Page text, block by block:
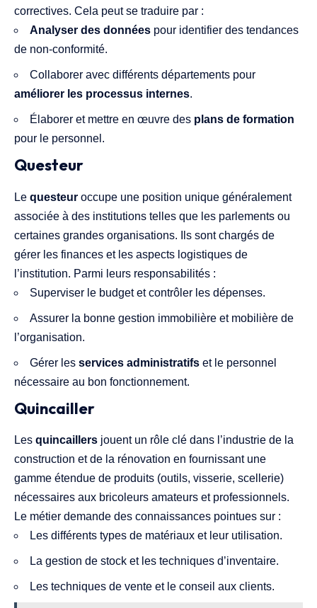
correctives. Cela peut se traduire par :
Analyser des données pour identifier des tendances
de non-conformité.
Collaborer avec différents départements pour
améliorer les processus internes.
Élaborer et mettre en œuvre des plans de formation
pour le personnel.
Questeur
Le questeur occupe une position unique généralement
associée à des institutions telles que les parlements ou
certaines grandes organisations. Ils sont chargés de
gérer les finances et les aspects logistiques de
l’institution. Parmi leurs responsabilités :
Superviser le budget et contrôler les dépenses.
Assurer la bonne gestion immobilière et mobilière de
l’organisation.
Gérer les services administratifs et le personnel
nécessaire au bon fonctionnement.
Quincailler
Les quincaillers jouent un rôle clé dans l’industrie de la
construction et de la rénovation en fournissant une
gamme étendue de produits (outils, visserie, scellerie)
nécessaires aux bricoleurs amateurs et professionnels.
Le métier demande des connaissances pointues sur :
Les différents types de matériaux et leur utilisation.
La gestion de stock et les techniques d’inventaire.
Les techniques de vente et le conseil aux clients.